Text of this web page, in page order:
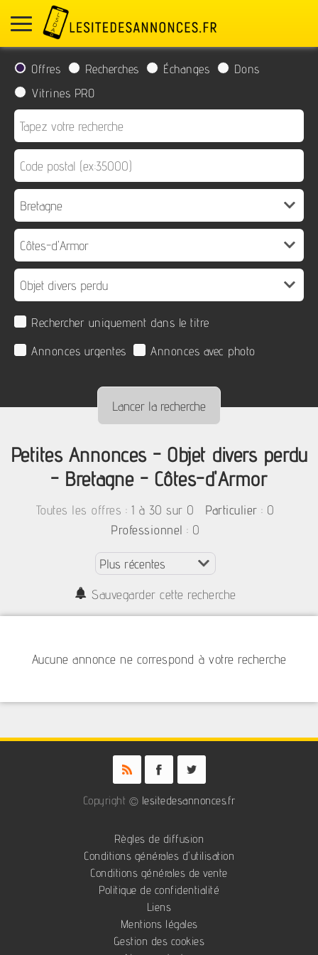
Offres Recherches Échanges
Dons
Vitrines PRO
Rechercher uniquement dans le titre
Annonces urgentes
Annonces avec photo
Petites Annonces - Objet divers perdu
- Bretagne - Côtes-d'Armor
Toutes les offres : 1 à 30 sur 0 Particulier : 0
Professionnel : 0
Sauvegarder cette recherche
Aucune annonce ne correspond à votre recherche
Copyright © lesitedesannonces.fr
Règles de diffusion
Conditions générales d'utilisation
Conditions générales de vente
Politique de confidentialité
Liens
Mentions légales
Gestion des cookies